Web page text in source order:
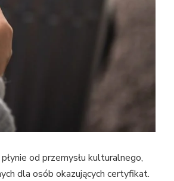
od przemysłu kulturalnego,
dla osób okazujących certyfikat.